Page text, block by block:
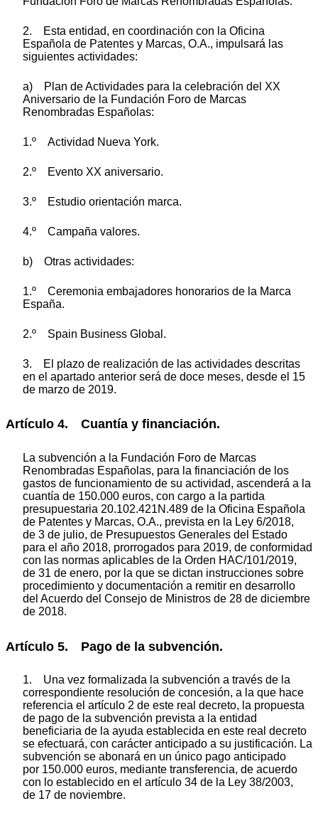
2. Esta entidad, en coordinación con la Oficina
Española de Patentes y Marcas, O.A., impulsará las
siguientes actividades:
a) Plan de Actividades para la celebración del XX
Aniversario de la Fundación Foro de Marcas
Renombradas Españolas:
1.º Actividad Nueva York.
2.º Evento XX aniversario.
3.º Estudio orientación marca.
4.º Campaña valores.
b) Otras actividades:
1.º Ceremonia embajadores honorarios de la Marca
España.
2.º Spain Business Global.
3. El plazo de realización de las actividades descritas
en el apartado anterior será de doce meses, desde el 15
de marzo de 2019.
Artículo 4. Cuantía y financiación.
La subvención a la Fundación Foro de Marcas
Renombradas Españolas, para la financiación de los
gastos de funcionamiento de su actividad, ascenderá a la
cuantía de 150.000 euros, con cargo a la partida
presupuestaria 20.102.421N.489 de la Oficina Española
de Patentes y Marcas, O.A., prevista en la Ley 6/2018,
de 3 de julio, de Presupuestos Generales del Estado
para el año 2018, prorrogados para 2019, de conformidad
con las normas aplicables de la Orden HAC/101/2019,
de 31 de enero, por la que se dictan instrucciones sobre
procedimiento y documentación a remitir en desarrollo
del Acuerdo del Consejo de Ministros de 28 de diciembre
de 2018.
Artículo 5. Pago de la subvención.
1. Una vez formalizada la subvención a través de la
correspondiente resolución de concesión, a la que hace
referencia el artículo 2 de este real decreto, la propuesta
de pago de la subvención prevista a la entidad
beneficiaria de la ayuda establecida en este real decreto
se efectuará, con carácter anticipado a su justificación. La
subvención se abonará en un único pago anticipado
por 150.000 euros, mediante transferencia, de acuerdo
con lo establecido en el artículo 34 de la Ley 38/2003,
de 17 de noviembre.